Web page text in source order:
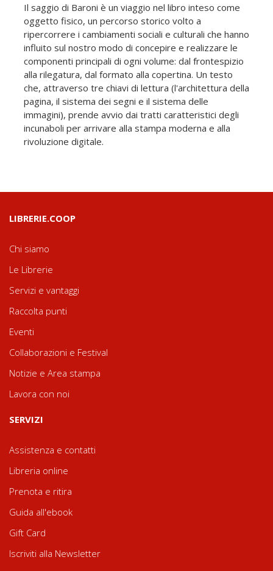
Il saggio di Baroni è un viaggio nel libro inteso come
oggetto fisico, un percorso storico volto a
ripercorrere i cambiamenti sociali e culturali che hanno
influito sul nostro modo di concepire e realizzare le
componenti principali di ogni volume: dal frontespizio
alla rilegatura, dal formato alla copertina. Un testo
che, attraverso tre chiavi di lettura (l'architettura della
pagina, il sistema dei segni e il sistema delle
immagini), prende avvio dai tratti caratteristici degli
incunaboli per arrivare alla stampa moderna e alla
rivoluzione digitale.
LIBRERIE.COOP
Chi siamo
Le Librerie
Servizi e vantaggi
Raccolta punti
Eventi
Collaborazioni e Festival
Notizie e Area stampa
Lavora con noi
SERVIZI
Assistenza e contatti
Libreria online
Prenota e ritira
Guida all'ebook
Gift Card
Iscriviti alla Newsletter